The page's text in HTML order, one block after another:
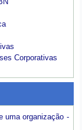
Corporativas
uma organização -